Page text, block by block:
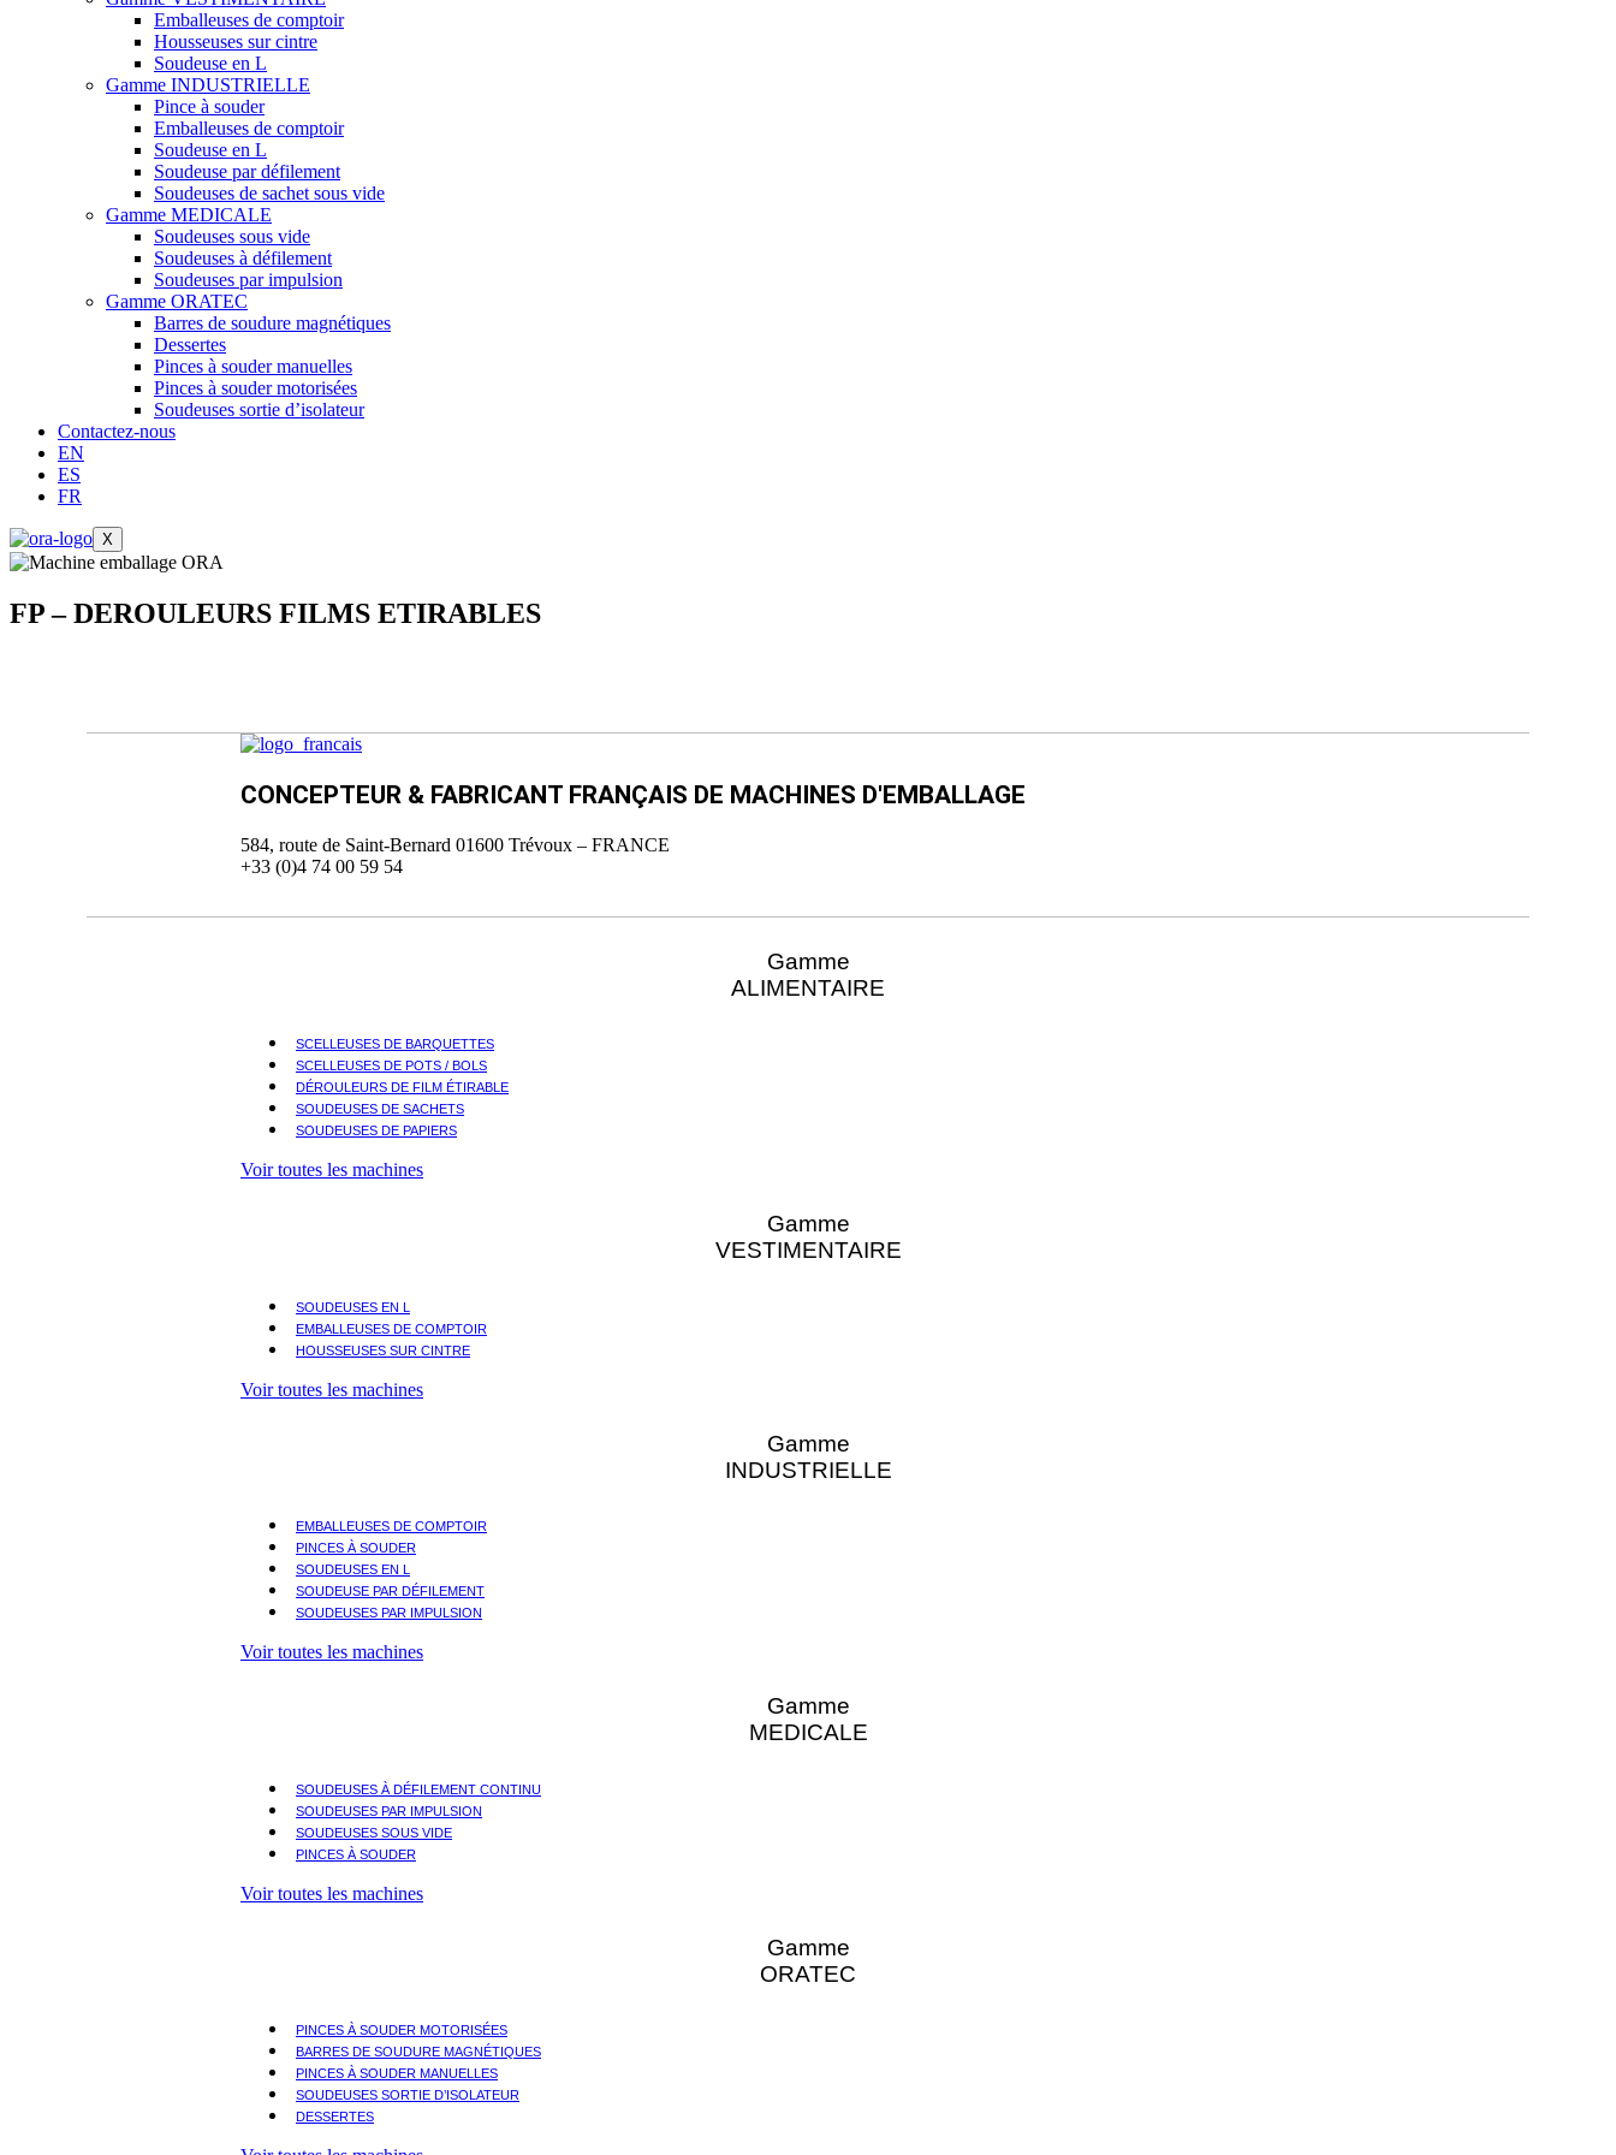
Emballeuses de comptoir
Housseuses sur cintre
Soudeuse en L
Gamme INDUSTRIELLE
Pince à souder
Emballeuses de comptoir
Soudeuse en L
Soudeuse par défilement
Soudeuses de sachet sous vide
Gamme MEDICALE
Soudeuses sous vide
Soudeuses à défilement
Soudeuses par impulsion
Gamme ORATEC
Barres de soudure magnétiques
Dessertes
Pinces à souder manuelles
Pinces à souder motorisées
Soudeuses sortie d’isolateur
Contactez-nous
EN
ES
FR
X
FP – DEROULEURS FILMS ETIRABLES
CONCEPTEUR & FABRICANT FRANÇAIS DE MACHINES D'EMBALLAGE
584, route de Saint-Bernard 01600 Trévoux – FRANCE
+33 (0)4 74 00 59 54
Gamme
ALIMENTAIRE
SCELLEUSES DE BARQUETTES
SCELLEUSES DE POTS / BOLS
DÉROULEURS DE FILM ÉTIRABLE
SOUDEUSES DE SACHETS
SOUDEUSES DE PAPIERS
Voir toutes les machines
Gamme
VESTIMENTAIRE
SOUDEUSES EN L
EMBALLEUSES DE COMPTOIR
HOUSSEUSES SUR CINTRE
Voir toutes les machines
Gamme
INDUSTRIELLE
EMBALLEUSES DE COMPTOIR
PINCES À SOUDER
SOUDEUSES EN L
SOUDEUSE PAR DÉFILEMENT
SOUDEUSES PAR IMPULSION
Voir toutes les machines
Gamme
MEDICALE
SOUDEUSES À DÉFILEMENT CONTINU
SOUDEUSES PAR IMPULSION
SOUDEUSES SOUS VIDE
PINCES À SOUDER
Voir toutes les machines
Gamme
ORATEC
PINCES À SOUDER MOTORISÉES
BARRES DE SOUDURE MAGNÉTIQUES
PINCES À SOUDER MANUELLES
SOUDEUSES SORTIE D’ISOLATEUR
DESSERTES